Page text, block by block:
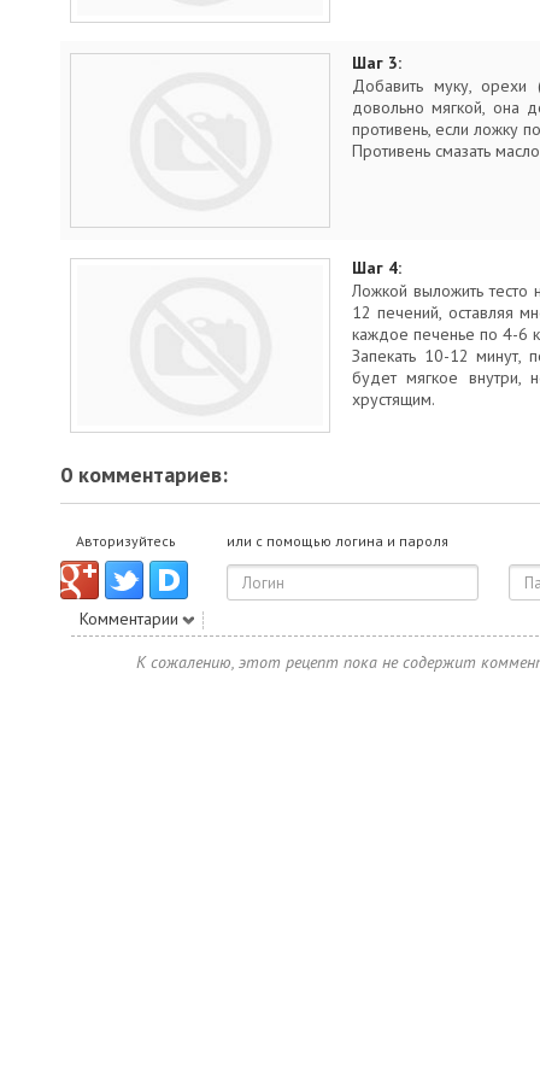
Шаг 3:
Добавить муку, орехи
довольно мягкой, она
противень, если ложку
Противень смазать
Шаг 4:
Ложкой выложить тесто
12 печений, оставляя
каждое печенье по 4-6
Запекать 10-12 минут,
будет мягкое внутри,
хрустящим.
0 комментариев:
Авторизуйтесь или с помощью логина и пароля
Комментарии
К сожалению, этот рецепт пока не содержит